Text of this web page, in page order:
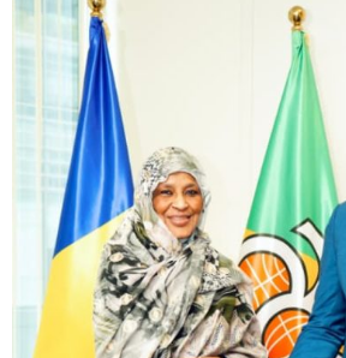
Tchad
de
Belgique